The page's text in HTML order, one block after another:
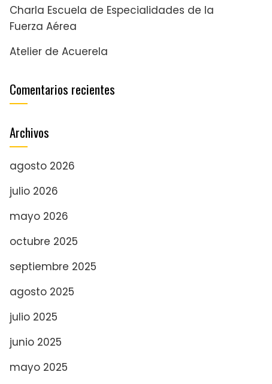
Charla Escuela de Especialidades de la
Fuerza Aérea
Atelier de Acuerela
Comentarios recientes
Archivos
agosto 2026
julio 2026
mayo 2026
octubre 2025
septiembre 2025
agosto 2025
julio 2025
junio 2025
mayo 2025